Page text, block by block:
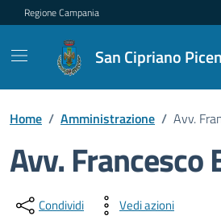
Regione Campania
San Cipriano
Home / Amministrazione / Avv.
Avv. Francesco
Dettagli della
Condividi Vedi azioni